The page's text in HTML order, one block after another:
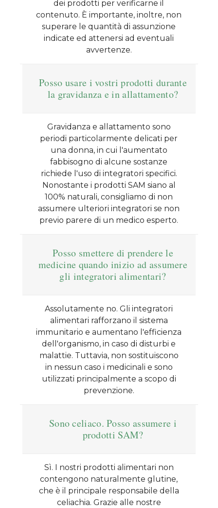
dei prodotti per verificarne il
contenuto. È importante, inoltre, non
superare le quantità di assunzione
indicate ed attenersi ad eventuali
avvertenze.
Posso usare i vostri prodotti durante
la gravidanza e in allattamento?
Gravidanza e allattamento sono
periodi particolarmente delicati per
una donna, in cui l'aumentato
fabbisogno di alcune sostanze
richiede l'uso di integratori specifici.
Nonostante i prodotti SAM siano al
100% naturali, consigliamo di non
assumere ulteriori integratori se non
previo parere di un medico esperto.
Posso smettere di prendere le
medicine quando inizio ad assumere
gli integratori alimentari?
Assolutamente no. Gli integratori
alimentari rafforzano il sistema
immunitario e aumentano l'efficienza
dell'organismo, in caso di disturbi e
malattie. Tuttavia, non sostituiscono
in nessun caso i medicinali e sono
utilizzati principalmente a scopo di
prevenzione.
Sono celiaco. Posso assumere i
prodotti SAM?
Sì. I nostri prodotti alimentari non
contengono naturalmente glutine,
che è il principale responsabile della
celiachia. Grazie alle nostre